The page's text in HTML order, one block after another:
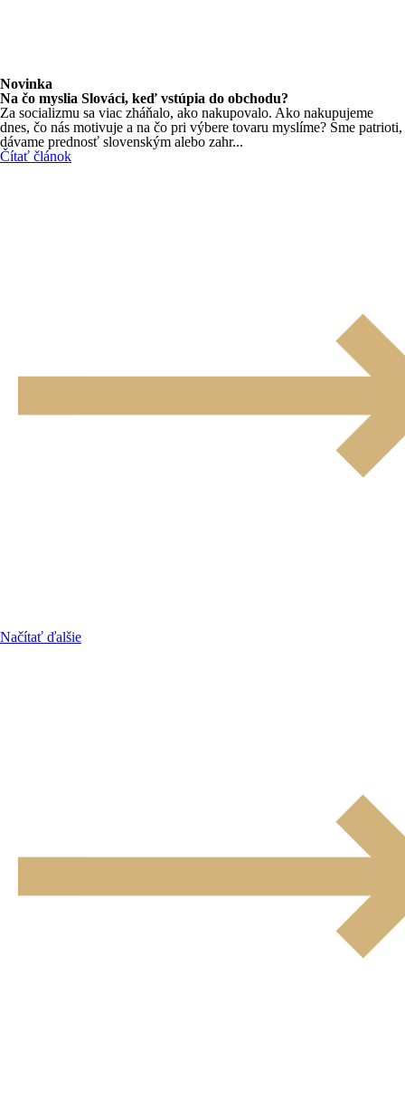
Novinka
Na čo myslia Slováci, keď vstúpia do obchodu?
Za socializmu sa viac zháňalo, ako nakupovalo. Ako nakupujeme
dnes, čo nás motivuje a na čo pri výbere tovaru myslíme? Sme patrioti,
dávame prednosť slovenským alebo zahr...
Čítať článok
Načítať ďalšie